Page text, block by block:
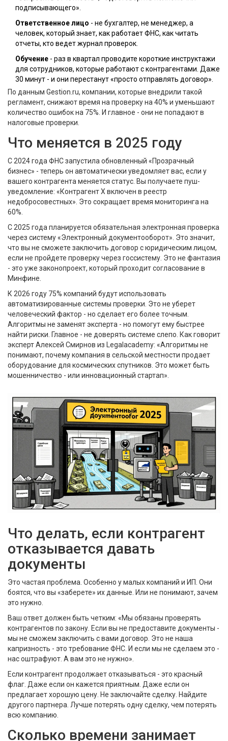
подписывающего».
Ответственное лицо - не бухгалтер, не менеджер, а
человек, который знает, как работает ФНС, как читать
отчеты, кто ведет журнал проверок.
Обучение - раз в квартал проводите короткие инструктажи
для сотрудников, которые работают с контрагентами. Даже
30 минут - и они перестанут «просто отправлять договор».
По данным Gestion.ru, компании, которые внедрили такой
регламент, снижают время на проверку на 40% и уменьшают
количество ошибок на 75%. И главное - они не попадают в
налоговые проверки.
Что меняется в 2025 году
С 2024 года ФНС запустила обновленный «Прозрачный
бизнес» - теперь он автоматически уведомляет вас, если у
вашего контрагента меняется статус. Вы получаете пуш-
уведомление: «Контрагент Х включен в реестр
недобросовестных». Это сокращает время мониторинга на
60%.
С 2025 года планируется обязательная электронная проверка
через систему «Электронный документооборот». Это значит,
что вы не сможете заключить договор с юридическим лицом,
если не пройдете проверку через госсистему. Это не фантазия
- это уже законопроект, который проходит согласование в
Минфине.
К 2026 году 75% компаний будут использовать
автоматизированные системы проверки. Это не уберет
человеческий фактор - но сделает его более точным.
Алгоритмы не заменят эксперта - но помогут ему быстрее
найти риски. Главное - не доверять системе слепо. Как говорит
эксперт Алексей Смирнов из Legalacademy: «Алгоритмы не
понимают, почему компания в сельской местности продает
оборудование для космических спутников. Это может быть
мошенничество - или инновационный стартап».
Что делать, если контрагент
отказывается давать
документы
Это частая проблема. Особенно у малых компаний и ИП. Они
боятся, что вы «заберете» их данные. Или не понимают, зачем
это нужно.
Ваш ответ должен быть четким: «Мы обязаны проверять
контрагентов по закону. Если вы не предоставите документы -
мы не сможем заключить с вами договор. Это не наша
капризность - это требование ФНС. И если мы не сделаем это -
нас оштрафуют. А вам это не нужно».
Если контрагент продолжает отказываться - это красный
флаг. Даже если он кажется приятным. Даже если он
предлагает хорошую цену. Не заключайте сделку. Найдите
другого партнера. Лучше потерять одну сделку, чем потерять
всю компанию.
Сколько времени занимает